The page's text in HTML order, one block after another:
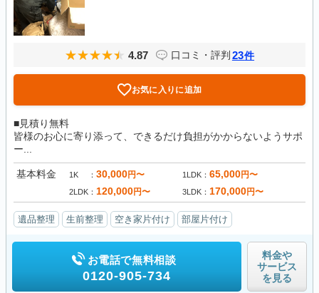
4.87 口コミ・評判 23件
お気に入りに追加
■見積り無料
皆様のお心に寄り添って、できるだけ負担がかからないようサポ
ー...
基本料金 1K 30,000円〜 1LDK 65,000円〜
2LDK 120,000円〜 3LDK 170,000円〜
遺品整理 生前整理 空き家片付け 部屋片付け
お電話で無料相談
0120-905-734
料金や
サービス
を見る